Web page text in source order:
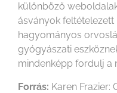
különböző
ásványok feltételezett
hagyományos
gyógyászati
mindenképp fordulj a
Forrás: Karen Frazier: